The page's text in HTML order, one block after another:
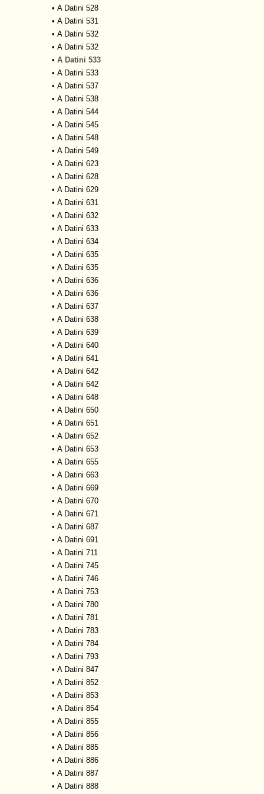
• A Datini 528
• A Datini 531
• A Datini 532
• A Datini 532
• A Datini 533
• A Datini 533
• A Datini 537
• A Datini 538
• A Datini 544
• A Datini 545
• A Datini 548
• A Datini 549
• A Datini 623
• A Datini 628
• A Datini 629
• A Datini 631
• A Datini 632
• A Datini 633
• A Datini 634
• A Datini 635
• A Datini 635
• A Datini 636
• A Datini 636
• A Datini 637
• A Datini 638
• A Datini 639
• A Datini 640
• A Datini 641
• A Datini 642
• A Datini 642
• A Datini 648
• A Datini 650
• A Datini 651
• A Datini 652
• A Datini 653
• A Datini 655
• A Datini 663
• A Datini 669
• A Datini 670
• A Datini 671
• A Datini 687
• A Datini 691
• A Datini 711
• A Datini 745
• A Datini 746
• A Datini 753
• A Datini 780
• A Datini 781
• A Datini 783
• A Datini 784
• A Datini 793
• A Datini 847
• A Datini 852
• A Datini 853
• A Datini 854
• A Datini 855
• A Datini 856
• A Datini 885
• A Datini 886
• A Datini 887
• A Datini 888